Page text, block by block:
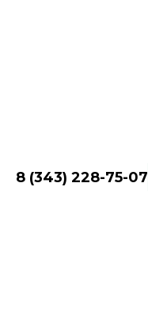
8 (343) 228-75-07